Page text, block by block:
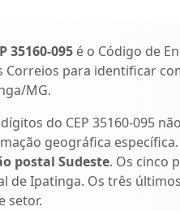
35160-095 é o Código de
Correios para identificar
MG.
do CEP 35160-095
geográfica
postal Sudeste. Os cinco
de Ipatinga. Os três
setor.